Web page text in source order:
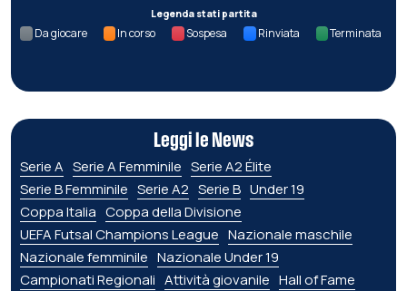
Legenda stati partita
Da giocare In corso Sospesa Rinviata Terminata
Leggi le News
Serie A Serie A Femminile Serie A2 Élite
Serie B Femminile Serie A2 Serie B Under 19
Coppa Italia Coppa della Divisione
UEFA Futsal Champions League Nazionale maschile
Nazionale femminile Nazionale Under 19
Campionati Regionali Attività giovanile Hall of Fame